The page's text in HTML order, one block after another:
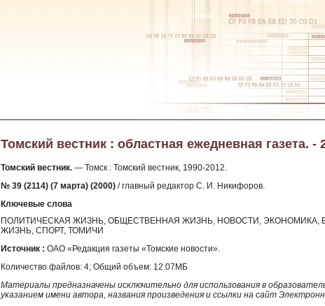
Томский вестник : областная ежедневная газета. -
Томский вестник. — Томск : Томский вестник, 1990-2012.
№ 39 (2114) (7 марта) (2000) / главный редактор С. И. Никифоров.
Ключевые слова
ПОЛИТИЧЕСКАЯ ЖИЗНЬ, ОБЩЕСТВЕННАЯ ЖИЗНЬ, НОВОСТИ, ЭКОНОМИКА,
ЖИЗНЬ, СПОРТ, ТОМИЧИ
Источник : ОАО «Редакция газеты «Томские новости».
Количество файлов: 4; Общий объем: 12.07МБ
Материалы предназначены исключительно для использования в
указанием имени автора, названия произведения и ссылки на сайт